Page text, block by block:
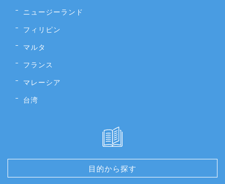
ニュージーランド
フィリピン
マルタ
フランス
マレーシア
台湾
目的から探す